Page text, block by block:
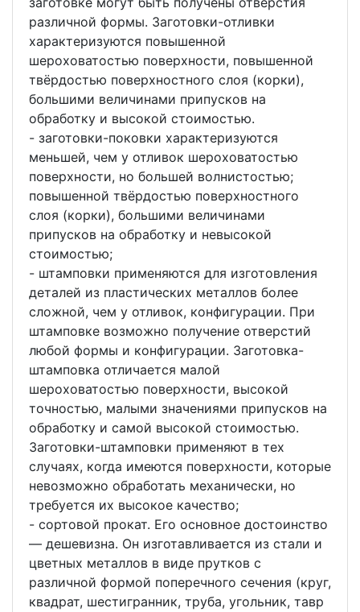
различной формы. Заготовки-отливки
характеризуются повышенной
шероховатостью поверхности, повышенной
твёрдостью поверхностного слоя (корки),
большими величинами припусков на
обработку и высокой стоимостью.
- заготовки-поковки характеризуются
меньшей, чем у отливок шероховатостью
поверхности, но большей волнистостью;
повышенной твёрдостью поверхностного
слоя (корки), большими величинами
припусков на обработку и невысокой
стоимостью;
- штамповки применяются для изготовления
деталей из пластических металлов более
сложной, чем у отливок, конфигурации. При
штамповке возможно получение отверстий
любой формы и конфигурации. Заготовка-
штамповка отличается малой
шероховатостью поверхности, высокой
точностью, малыми значениями припусков на
обработку и самой высокой стоимостью.
Заготовки-штамповки применяют в тех
случаях, когда имеются поверхности, которые
невозможно обработать механически, но
требуется их высокое качество;
- сортовой прокат. Его основное достоинство
— дешевизна. Он изготавливается из стали и
цветных металлов в виде прутков с
различной формой поперечного сечения (круг,
квадрат, шестигранник, труба, угольник, тавр